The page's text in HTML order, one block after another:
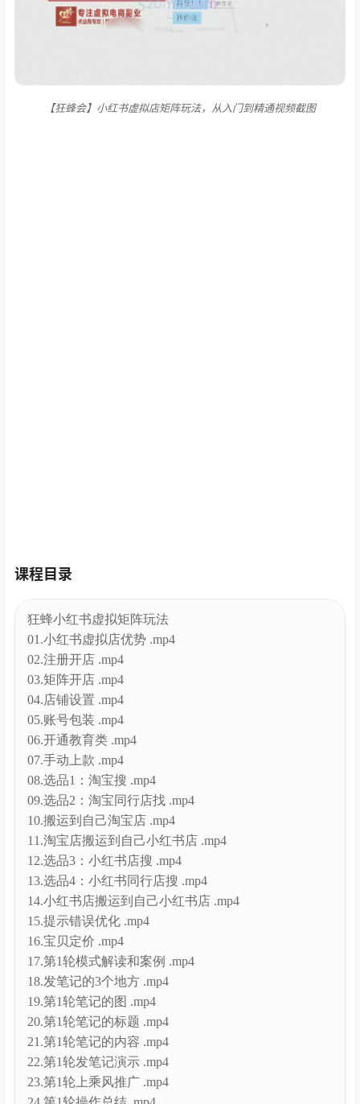
【狂蜂会】小红书虚拟店矩阵玩法，从入门到精通视频截图
课程目录
狂蜂小红书虚拟矩阵玩法
01.小红书虚拟店优势 .mp4
02.注册开店 .mp4
03.矩阵开店 .mp4
04.店铺设置 .mp4
05.账号包装 .mp4
06.开通教育类 .mp4
07.手动上款 .mp4
08.选品1：淘宝搜 .mp4
09.选品2：淘宝同行店找 .mp4
10.搬运到自己淘宝店 .mp4
11.淘宝店搬运到自己小红书店 .mp4
12.选品3：小红书店搜 .mp4
13.选品4：小红书同行店搜 .mp4
14.小红书店搬运到自己小红书店 .mp4
15.提示错误优化 .mp4
16.宝贝定价 .mp4
17.第1轮模式解读和案例 .mp4
18.发笔记的3个地方 .mp4
19.第1轮笔记的图 .mp4
20.第1轮笔记的标题 .mp4
21.第1轮笔记的内容 .mp4
22.第1轮发笔记演示 .mp4
23.第1轮上乘风推广 .mp4